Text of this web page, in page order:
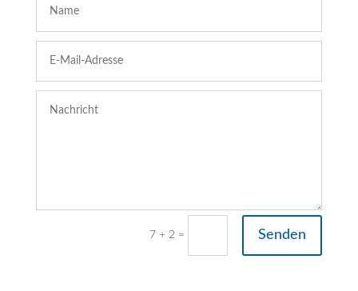
7 + 2 = Senden